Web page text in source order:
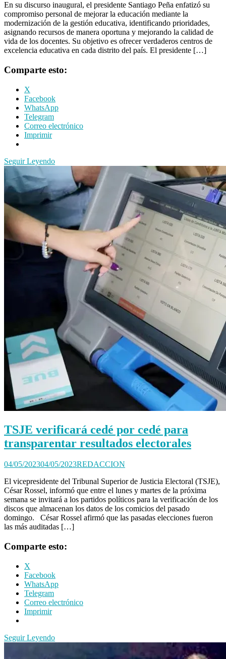
En su discurso inaugural, el presidente Santiago Peña enfatizó su
compromiso personal de mejorar la educación mediante la
modernización de la gestión educativa, identificando prioridades,
asignando recursos de manera oportuna y mejorando la calidad de
vida de los docentes. Su objetivo es ofrecer verdaderos centros de
excelencia educativa en cada distrito del país. El presidente […]
Comparte esto:
X
Facebook
WhatsApp
Telegram
Correo electrónico
Imprimir
Seguir Leyendo
TSJE verificará cedé por cedé para
transparentar resultados electorales
04/05/202304/05/2023REDACCION
El vicepresidente del Tribunal Superior de Justicia Electoral (TSJE),
César Rossel, informó que entre el lunes y martes de la próxima
semana se invitará a los partidos políticos para la verificación de los
discos que almacenan los datos de los comicios del pasado
domingo. César Rossel afirmó que las pasadas elecciones fueron
las más auditadas […]
Comparte esto:
X
Facebook
WhatsApp
Telegram
Correo electrónico
Imprimir
Seguir Leyendo